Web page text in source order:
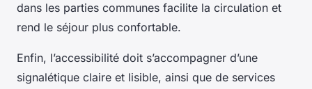
dans les parties communes facilite la circulation et
rend le séjour plus confortable.
Enfin, l’accessibilité doit s’accompagner d’une
signalétique claire et lisible, ainsi que de services